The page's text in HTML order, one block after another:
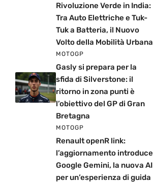
Rivoluzione Verde in India:
Tra Auto Elettriche e Tuk-
Tuk a Batteria, il Nuovo
Volto della Mobilità Urbana
MOTOGP
Gasly si prepara per la
sfida di Silverstone: il
ritorno in zona punti è
l’obiettivo del GP di Gran
Bretagna
MOTOGP
Renault openR link:
l’aggiornamento introduce
Google Gemini, la nuova AI
per un’esperienza di guida